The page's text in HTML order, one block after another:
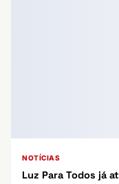
NOTÍCIAS
Luz Para Todos já